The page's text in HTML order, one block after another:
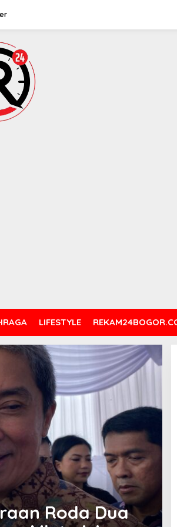
LIFESTYLE
Roda Dua